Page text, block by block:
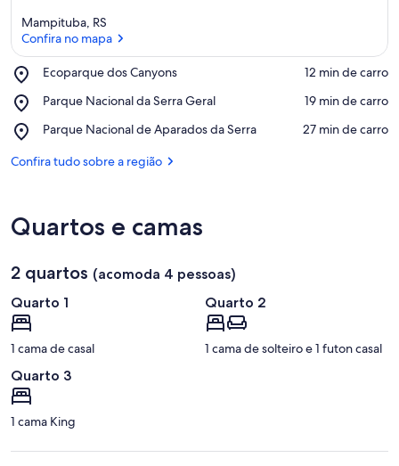
Mampituba, RS
Confira no mapa
Ecoparque dos Canyons
Place,
dos
‪12 min de carro‬
Parque Nacional da Serra Geral
Place,
Nacional
Serra
‪19 min de carro‬
Parque Nacional de Aparados da Serra
Place,
Nacional
Serra
‪27 min de carro‬
Confira tudo sobre a região
Quartos e camas
2 quartos (acomoda 4 pessoas)
Quarto 1
1 cama de casal
Quarto 2
1 cama de solteiro e 1 futon casal
Quarto 3
1 cama King